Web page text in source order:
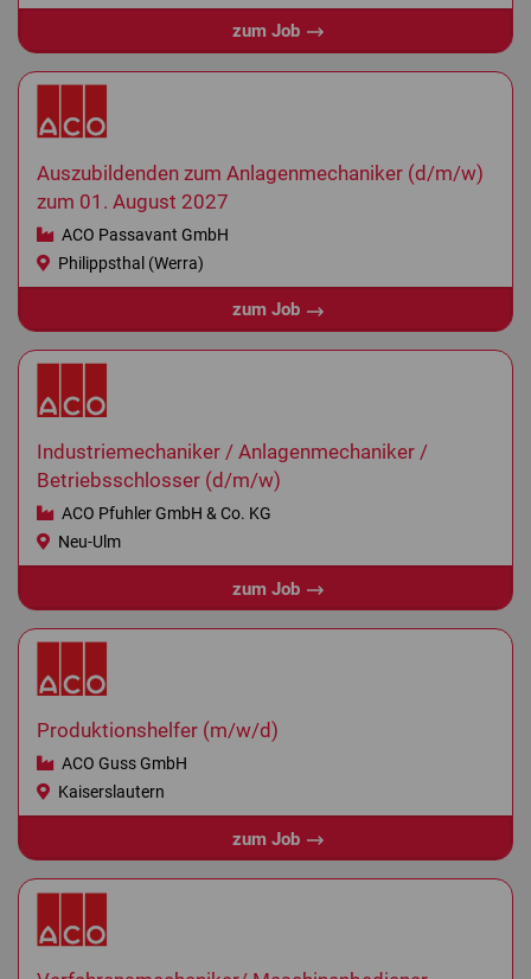
zum Job
Auszubildenden zum Anlagenmechaniker (d/m/w)
zum 01. August 2027
ACO Passavant GmbH
Philippsthal (Werra)
zum Job
Industriemechaniker / Anlagenmechaniker /
Betriebsschlosser (d/m/w)
ACO Pfuhler GmbH & Co. KG
Neu-Ulm
zum Job
Produktionshelfer (m/w/d)
ACO Guss GmbH
Kaiserslautern
zum Job